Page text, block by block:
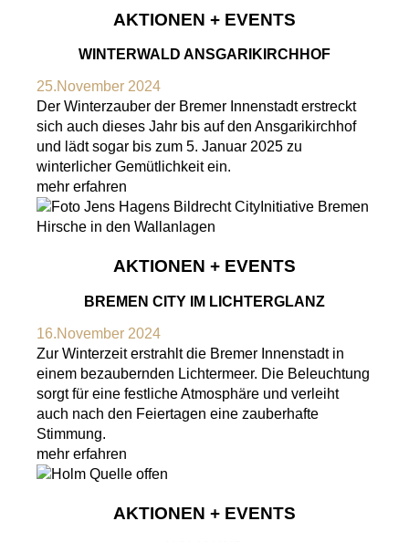
AKTIONEN + EVENTS
WINTERWALD ANSGARIKIRCHHOF
25.November 2024
Der Winterzauber der Bremer Innenstadt erstreckt
sich auch dieses Jahr bis auf den Ansgarikirchhof
und lädt sogar bis zum 5. Januar 2025 zu
winterlicher Gemütlichkeit ein.
mehr erfahren
AKTIONEN + EVENTS
BREMEN CITY IM LICHTERGLANZ
16.November 2024
Zur Winterzeit erstrahlt die Bremer Innenstadt in
einem bezaubernden Lichtermeer. Die Beleuchtung
sorgt für eine festliche Atmosphäre und verleiht
auch nach den Feiertagen eine zauberhafte
Stimmung.
mehr erfahren
AKTIONEN + EVENTS